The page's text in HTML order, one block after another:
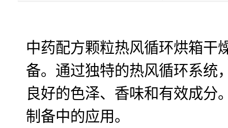
中药配方颗粒热风循环烘箱干
备。通过独特的热风循环系统
良好的色泽、香味和有效成分
制备中的应用。